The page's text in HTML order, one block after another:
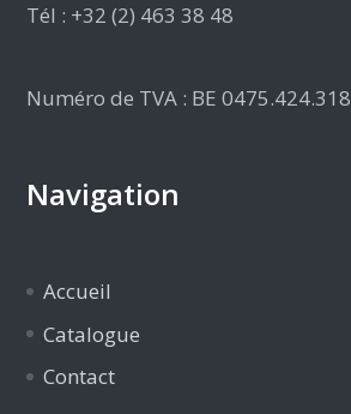
Tél : +32 (2) 463 38 48
Numéro de TVA : BE 0475.424.318
Navigation
Accueil
Catalogue
Contact